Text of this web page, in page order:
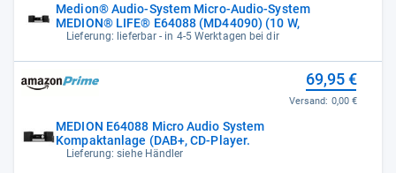
Medion® Audio-System Micro-Audio-System
MEDION® LIFE® E64088 (MD44090) (10 W,
Lieferung: lieferbar - in 4-5 Werktagen bei dir
MEDION E64088 Micro Audio System
Kompaktanlage (DAB+, CD-Player.
Lieferung: siehe Händler
69,95 €
Versand: 0,00 €